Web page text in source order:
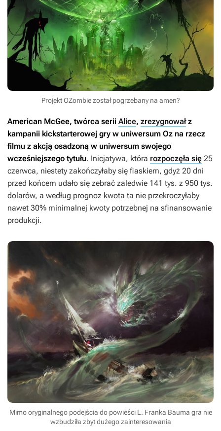
Projekt OZombie został pogrzebany na amen?
American McGee, twórca serii Alice, zrezygnowałz
kampanii kickstarterowej gry w uniwersum Oz na rzecz
filmu z akcją osadzoną w uniwersum swojego
wcześniejszego tytułu. Inicjatywa, która rozpoczęła się 25
czerwca, niestety zakończyłaby się fiaskiem, gdyż 20 dni
przed końcem udało się zebrać zaledwie 141 tys. z 950 tys.
dolarów, a według prognoz kwota ta nie przekroczyłaby
nawet 30% minimalnej kwoty potrzebnej na sfinansowanie
produkcji.
Mimo oryginalnego podejścia do powieści L. Franka Bauma gra nie
wzbudziła zbyt dużego zainteresowania